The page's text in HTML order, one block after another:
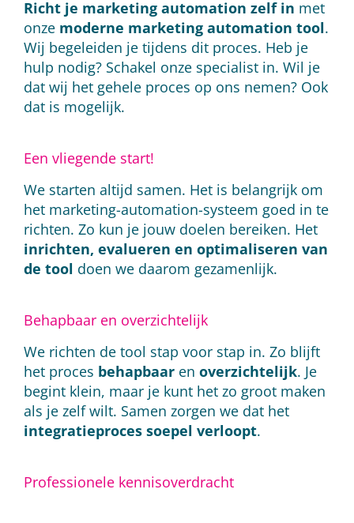
Richt je marketing automation zelf in met
onze moderne marketing automation tool.
Wij begeleiden je tijdens dit proces. Heb je
hulp nodig? Schakel onze specialist in. Wil je
dat wij het gehele proces op ons nemen? Ook
dat is mogelijk.
Een vliegende start!
We starten altijd samen. Het is belangrijk om
het marketing-automation-systeem goed in te
richten. Zo kun je jouw doelen bereiken. Het
inrichten, evalueren en optimaliseren van
de tool doen we daarom gezamenlijk.
Behapbaar en overzichtelijk
We richten de tool stap voor stap in. Zo blijft
het proces behapbaar en overzichtelijk. Je
begint klein, maar je kunt het zo groot maken
als je zelf wilt. Samen zorgen we dat het
integratieproces soepel verloopt.
Professionele kennisoverdracht